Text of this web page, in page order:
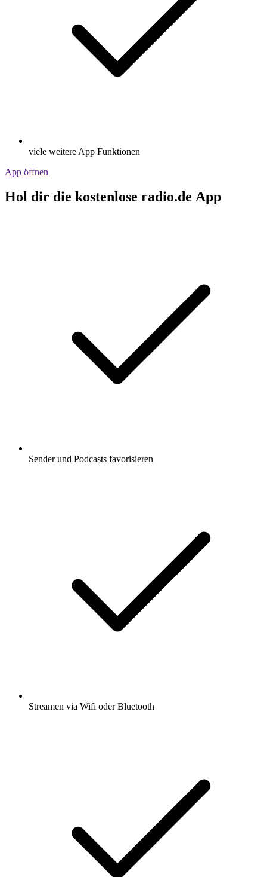
viele weitere App Funktionen
App öffnen
Hol dir die kostenlose radio.de App
Sender und Podcasts favorisieren
Streamen via Wifi oder Bluetooth